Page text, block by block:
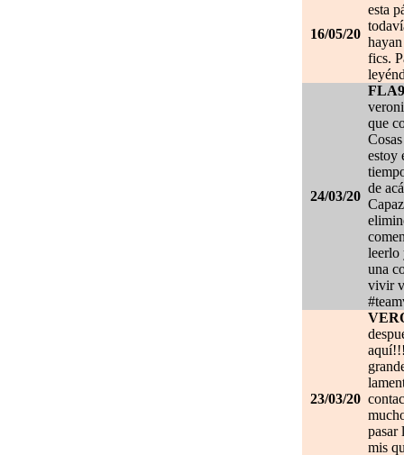
16/05/20
esta
fics.
24/03/20
que
estoy
de
leerlo
una
vivir
23/03/20
pasar
mis